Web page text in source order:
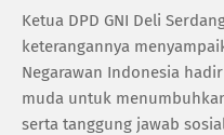
Ketua DPD GNI Deli
keterangannya
Negarawan Indonesia
muda untuk
serta tanggung jawab